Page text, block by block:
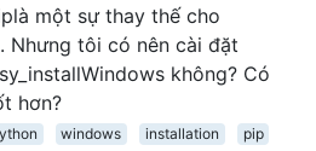
một sự thay thế cho
Nhưng tôi có nên cài đặt
không? Có
hơn?
windows installation
pip